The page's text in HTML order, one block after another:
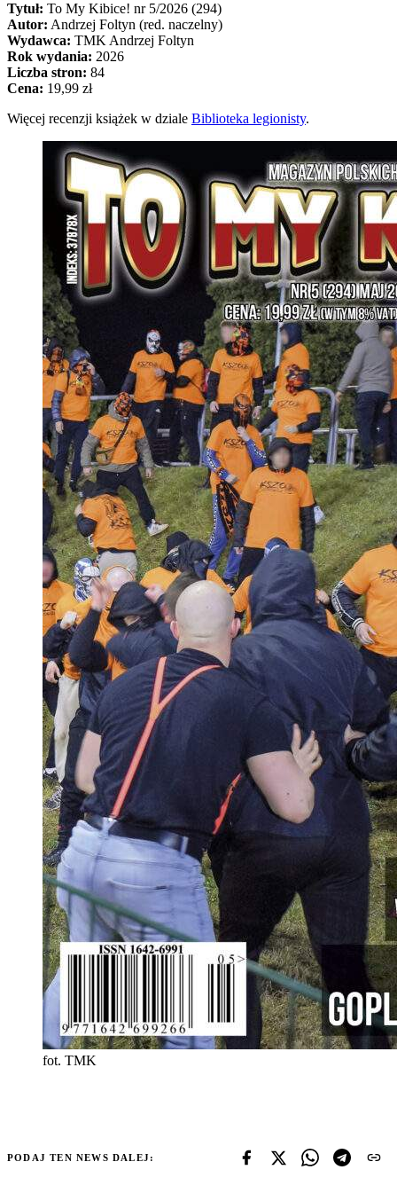
Tytuł: To My Kibice! nr 5/2026 (294)
Autor: Andrzej Foltyn (red. naczelny)
Wydawca: TMK Andrzej Foltyn
Rok wydania: 2026
Liczba stron: 84
Cena: 19,99 zł
Więcej recenzji książek w dziale Biblioteka legionisty.
fot. TMK
PODAJ TEN NEWS DALEJ: